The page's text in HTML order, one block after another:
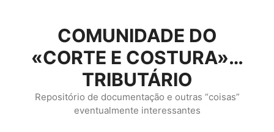
conteúdo
COMUNIDADE DO
«CORTE E COSTURA»…
TRIBUTÁRIO
Repositório de documentação e outras “coisas”
eventualmente interessantes